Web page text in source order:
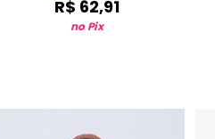
R$ 62,91
no Pix